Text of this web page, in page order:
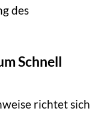
des
Schnell
richtet sich